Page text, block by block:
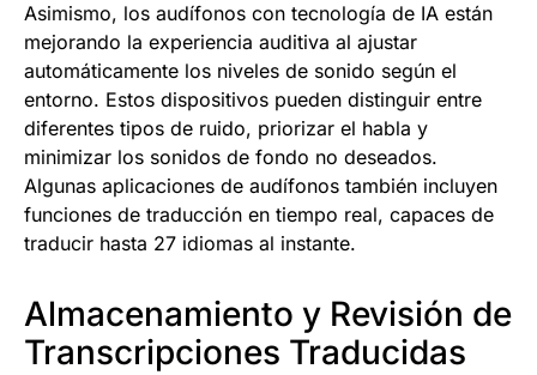
Asimismo, los audífonos con tecnología de IA están
mejorando la experiencia auditiva al ajustar
automáticamente los niveles de sonido según el
entorno. Estos dispositivos pueden distinguir entre
diferentes tipos de ruido, priorizar el habla y
minimizar los sonidos de fondo no deseados.
Algunas aplicaciones de audífonos también incluyen
funciones de traducción en tiempo real, capaces de
traducir hasta 27 idiomas al instante.
Almacenamiento y Revisión de
Transcripciones Traducidas